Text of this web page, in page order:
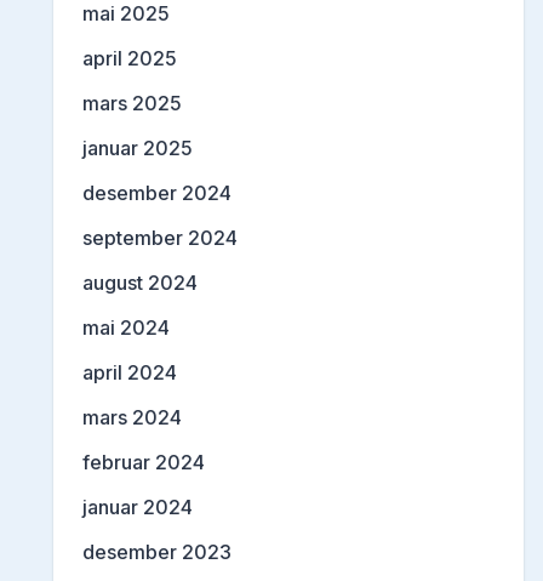
mai 2025
april 2025
mars 2025
januar 2025
desember 2024
september 2024
august 2024
mai 2024
april 2024
mars 2024
februar 2024
januar 2024
desember 2023